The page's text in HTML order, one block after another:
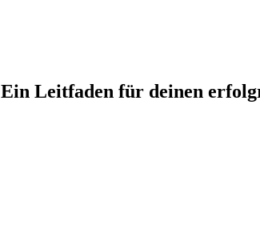
Leitfaden für deinen